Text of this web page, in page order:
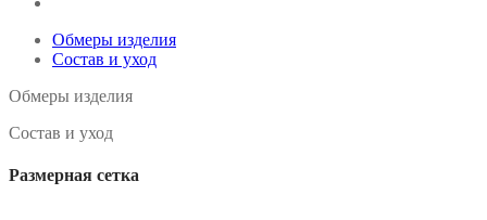
Обмеры изделия
Состав и уход
Обмеры изделия
Состав и уход
Размерная сетка